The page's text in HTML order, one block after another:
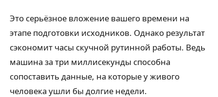
Это серьёзное вложение вашего времени на
этапе подготовки исходников. Однако результат
сэкономит часы скучной рутинной работы. Ведь
машина за три миллисекунды способна
сопоставить данные, на которые у живого
человека ушли бы долгие недели.